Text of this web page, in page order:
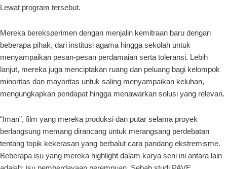
Lewat program tersebut.
Mereka bereksperimen dengan menjalin kemitraan baru dengan
beberapa pihak, dari institusi agama hingga sekolah untuk
menyampaikan pesan-pesan perdamaian serta toleransi. Lebih
lanjut, mereka juga menciptakan ruang dan peluang bagi kelompok
minoritas dan mayoritas untuk saling menyampaikan keluhan,
mengungkapkan pendapat hingga menawarkan solusi yang relevan.
“Iman”, film yang mereka produksi dan putar selama proyek
berlangsung memang dirancang untuk merangsang perdebatan
tentang topik kekerasan yang berbalut cara pandang ekstremisme.
Beberapa isu yang mereka highlight dalam karya seni ini antara lain